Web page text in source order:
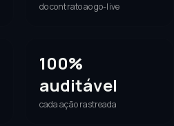
do contrato ao go-live
100%
auditável
cada ação rastreada